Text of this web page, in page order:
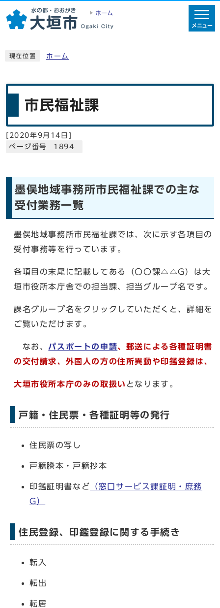
ホーム
メニュー
現在位置 ホーム
市民福祉課
[ 2020年9月14日 ]
ページ番号 1894
墨俣地域事務所市民福祉課での主な
受付業務一覧
墨俣地域事務所市民福祉課では、次に示す各項目の
受付事務等を行っています。
各項目の末尾に記載してある（〇〇課△△G）は大
垣市役所本庁舎での担当課、担当グループ名です。
課名グループ名をクリックしていただくと、詳細を
ご覧いただけます。
なお、 パスポートの申請、郵送による各種証明書
の交付請求、外国人の方の住所異動や 印鑑登録は、
大垣市役所本庁のみの取扱い となります。
戸籍・住民票・各種証明等の発行
住民票の写し
戸籍謄本・戸籍抄本
印鑑証明書など （窓口サービス課証明・庶務
G）
住民登録、印鑑登録に関する手続き
転入
転出
転居